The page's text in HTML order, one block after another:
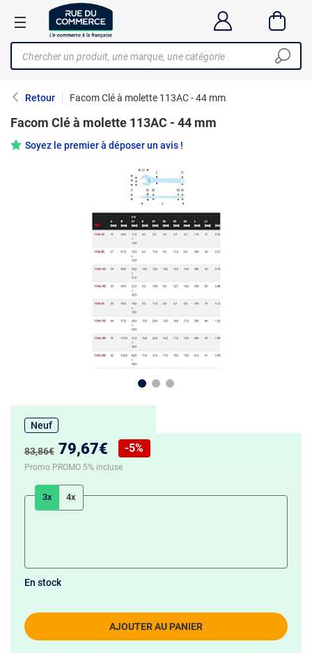
Retour Facom Clé à molette 113AC - 44 mm
Facom Clé à molette 113AC - 44 mm
Soyez le premier à déposer un avis !
Neuf
Ancien prix :
83,86€ Nouveau prix :
79,67€
Réduction de :
-5%
Promo PROMO 5% incluse
3x 4x
AJOUTER AU PANIER
En stock